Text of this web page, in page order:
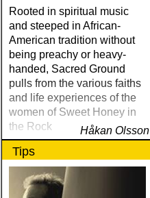
Rooted in spiritual music
and steeped in African-
American tradition without
being preachy or heavy-
handed, Sacred Ground
pulls from the various faiths
and life experiences of the
women of Sweet Honey in
the Rock
Håkan Olsson
Tips